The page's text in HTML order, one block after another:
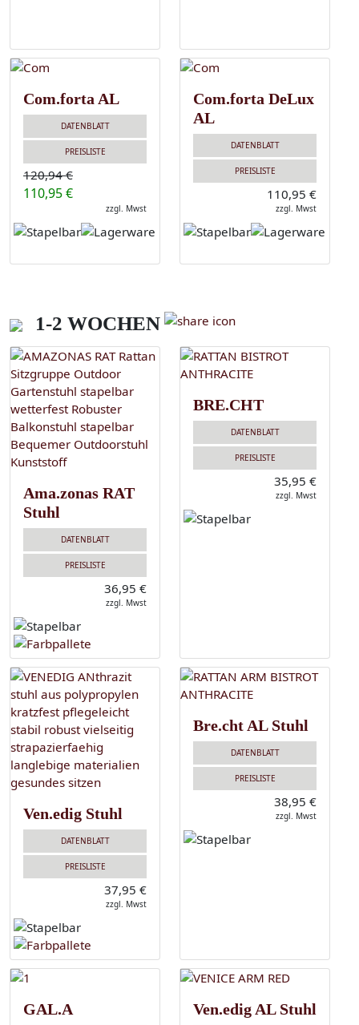
Com.forta AL
DATENBLATT
PREISLISTE
120,94 €
110,95 €
zzgl. Mwst
Com.forta DeLux
AL
DATENBLATT
PREISLISTE
110,95 €
zzgl. Mwst
1-2 WOCHEN
Ama.zonas RAT
Stuhl
DATENBLATT
PREISLISTE
36,95 €
zzgl. Mwst
BRE.CHT
DATENBLATT
PREISLISTE
35,95 €
zzgl. Mwst
Ven.edig Stuhl
DATENBLATT
PREISLISTE
37,95 €
zzgl. Mwst
Bre.cht AL Stuhl
DATENBLATT
PREISLISTE
38,95 €
zzgl. Mwst
GAL.A Ven.edig AL Stuhl